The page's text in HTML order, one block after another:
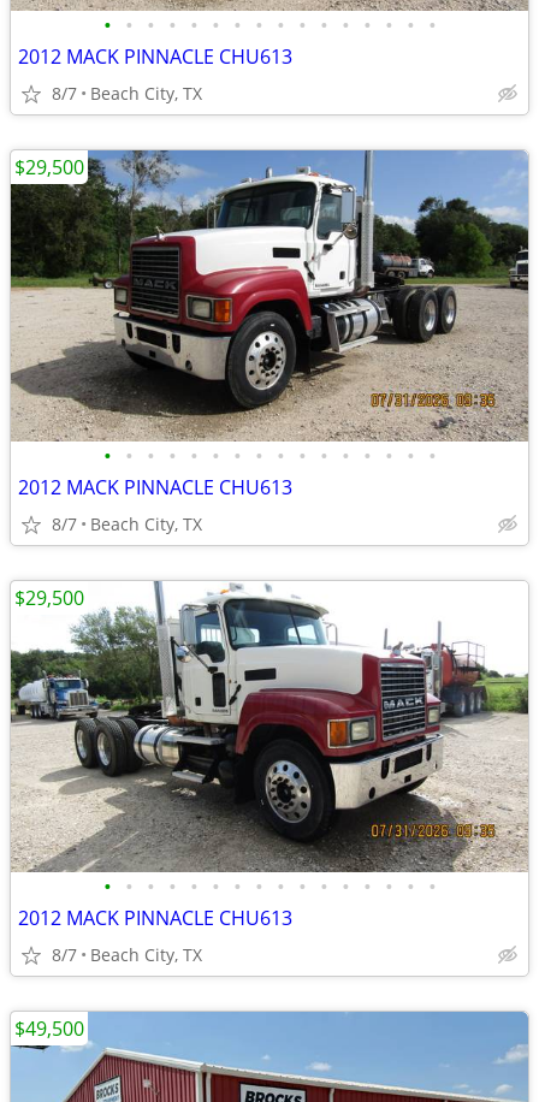
• • • • • • • • • • • • • • • •
2012 MACK PINNACLE CHU613
8/7 Beach City, TX
• • • • • • • • • • • • • • • •
2012 MACK PINNACLE CHU613
8/7 Beach City, TX
$29,500
• • • • • • • • • • • • • • • •
2012 MACK PINNACLE CHU613
8/7 Beach City, TX
$29,500
$49,500